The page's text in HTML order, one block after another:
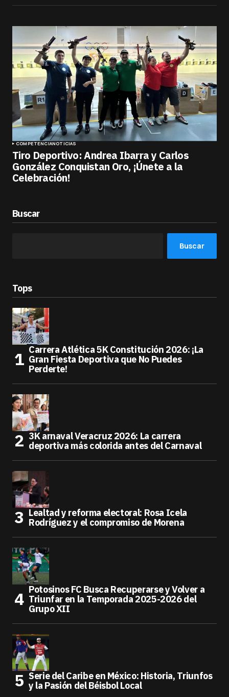
COMPETENCIANOTICIAS
Tiro Deportivo: Andrea Ibarra y Carlos
González Conquistan Oro, ¡Únete a la
Celebración!
Buscar
Buscar
Tops
Carrera Atlética 5K Constitución 2026: ¡La
Gran Fiesta Deportiva que No Puedes
Perderte!
3K arnaval Veracruz 2026: La carrera
deportiva más colorida antes del Carnaval
Lealtad y reforma electoral: Rosa Icela
Rodríguez y el compromiso de Morena
Potosinos FC Busca Recuperarse y Volver a
Triunfar en la Temporada 2025-2026 del
Grupo XII
Serie del Caribe en México: Historia, Triunfos
y la Pasión del Béisbol Local